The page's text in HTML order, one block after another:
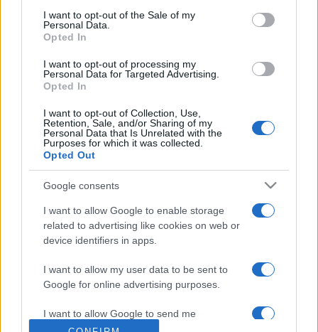
I want to opt-out of the Sale of my
Personal Data.
Opted In
I want to opt-out of processing my
Personal Data for Targeted Advertising.
Opted In
I want to opt-out of Collection, Use,
Retention, Sale, and/or Sharing of my
Personal Data that Is Unrelated with the
Purposes for which it was collected.
Opted Out
Google consents
I want to allow Google to enable storage
related to advertising like cookies on web or
device identifiers in apps.
I want to allow my user data to be sent to
Google for online advertising purposes.
I want to allow Google to send me
personalized advertising.
Vous trouverez ci-dessous la liste des futurs
matchs diffusés à la télévision en France de
l'équipeBasaksehir Istanbul
. Cette équipe de
Turquie a été fondée il y a 9 ans, en 2017.
Il n'y a pas de diffusions de matchs de la team
Basaksehir Istanbulannoncées à la télévision
pour le moment. Nous mettrons cette page à